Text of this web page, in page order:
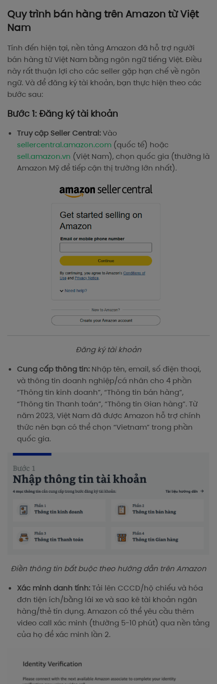
Quy trình bán hàng trên Amazon từ Việt
Nam
Tính đến hiện tại, nền tảng Amazon đã hỗ trợ người
bán hàng từ Việt Nam bằng ngôn ngữ tiếng Việt. Điều
này rất thuận lợi cho các seller gặp hạn chế về ngôn
ngữ. Và để đăng ký tài khoản, bạn thực hiện theo các
bước sau:
Bước 1: Đăng ký tài khoản
Truy cập Seller Central:Vào
sellercentral.amazon.com (quốc tế) hoặc
sell.amazon.vn (Việt Nam), chọn quốc gia (thường là
Amazon Mỹ để tiếp cận thị trường lớn nhất).
Đăng ký tài khoản
Cung cấp thông tin: Nhập tên, email, số điện thoại,
và thông tin doanh nghiệp/cá nhân cho 4 phần
“Thông tin kinh doanh”, “Thông tin bán hàng”,
“Thông tin Thanh toán”, “Thông tin Gian hàng”. Từ
năm 2023, Việt Nam đã được Amazon hỗ trợ chính
thức nên bạn có thể chọn “Vietnam” trong phần
quốc gia.
Điền thông tin bắt buộc theo hướng dẫn trên Amazon
Xác minh danh tính:Tải lên CCCD/hộ chiếu và hóa
đơn tiện ích/bằng lái xe và sao kê tài khoản ngân
hàng/thẻ tín dụng. Amazon có thể yêu cầu thêm
video call xác minh (thường 5-10 phút) qua nền tảng
của họ để xác minh lần 2.